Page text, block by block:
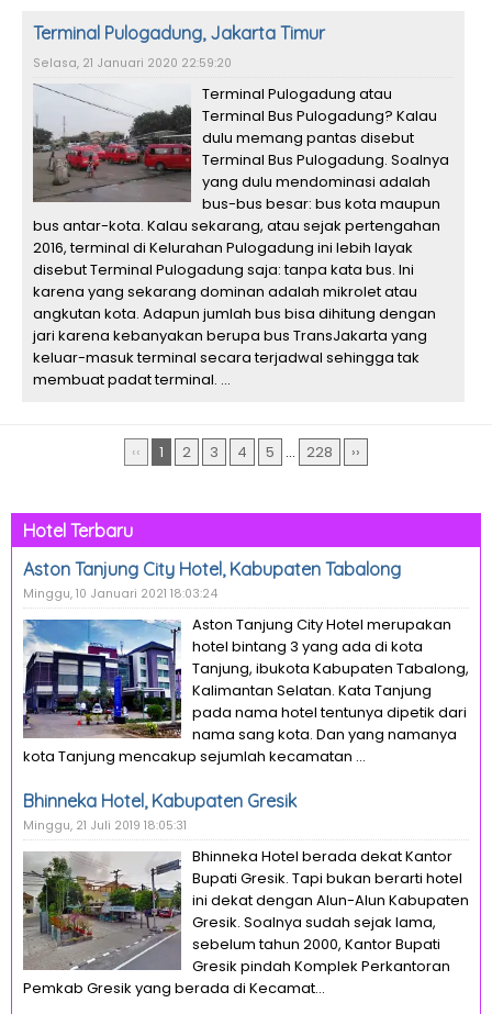
Terminal Pulogadung, Jakarta Timur
Selasa, 21 Januari 2020 22:59:20
Terminal Pulogadung atau
Terminal Bus Pulogadung? Kalau
dulu memang pantas disebut
Terminal Bus Pulogadung. Soalnya
yang dulu mendominasi adalah
bus-bus besar: bus kota maupun
bus antar-kota. Kalau sekarang, atau sejak pertengahan
2016, terminal di Kelurahan Pulogadung ini lebih layak
disebut Terminal Pulogadung saja: tanpa kata bus. Ini
karena yang sekarang dominan adalah mikrolet atau
angkutan kota. Adapun jumlah bus bisa dihitung dengan
jari karena kebanyakan berupa bus TransJakarta yang
keluar-masuk terminal secara terjadwal sehingga tak
membuat padat terminal. ...
‹‹ 1 2 3 4 5 ... 228 ››
Hotel Terbaru
Aston Tanjung City Hotel, Kabupaten Tabalong
Minggu, 10 Januari 2021 18:03:24
Aston Tanjung City Hotel merupakan
hotel bintang 3 yang ada di kota
Tanjung, ibukota Kabupaten Tabalong,
Kalimantan Selatan. Kata Tanjung
pada nama hotel tentunya dipetik dari
nama sang kota. Dan yang namanya
kota Tanjung mencakup sejumlah kecamatan ...
Bhinneka Hotel, Kabupaten Gresik
Minggu, 21 Juli 2019 18:05:31
Bhinneka Hotel berada dekat Kantor
Bupati Gresik. Tapi bukan berarti hotel
ini dekat dengan Alun-Alun Kabupaten
Gresik. Soalnya sudah sejak lama,
sebelum tahun 2000, Kantor Bupati
Gresik pindah Komplek Perkantoran
Pemkab Gresik yang berada di Kecamat...